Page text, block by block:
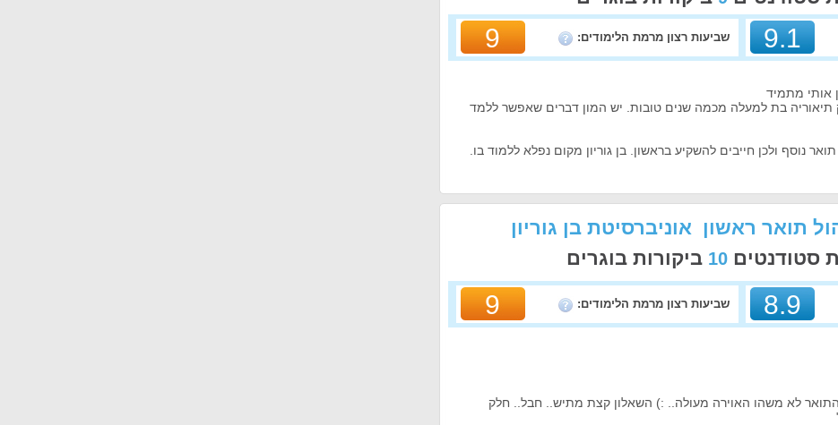
9.1 שביעות רצון מרמת הלימודים: 9
אותי מתמיד
תיאוריה בת למעלה מכמה שנים טובות. יש המון דברים שאפשר ללמד
נוסף ולכן חייבים להשקיע בראשון. בן גוריון מקום נפלא ללמוד בו.
תואר ראשון אוניברסיטת בן גוריון
סטודנטים10 ביקורות בוגרים
8.9 שביעות רצון מרמת הלימודים: 9
לא משהו האוירה מעולה.. :) השאלון קצת מתיש.. חבל.. חלק